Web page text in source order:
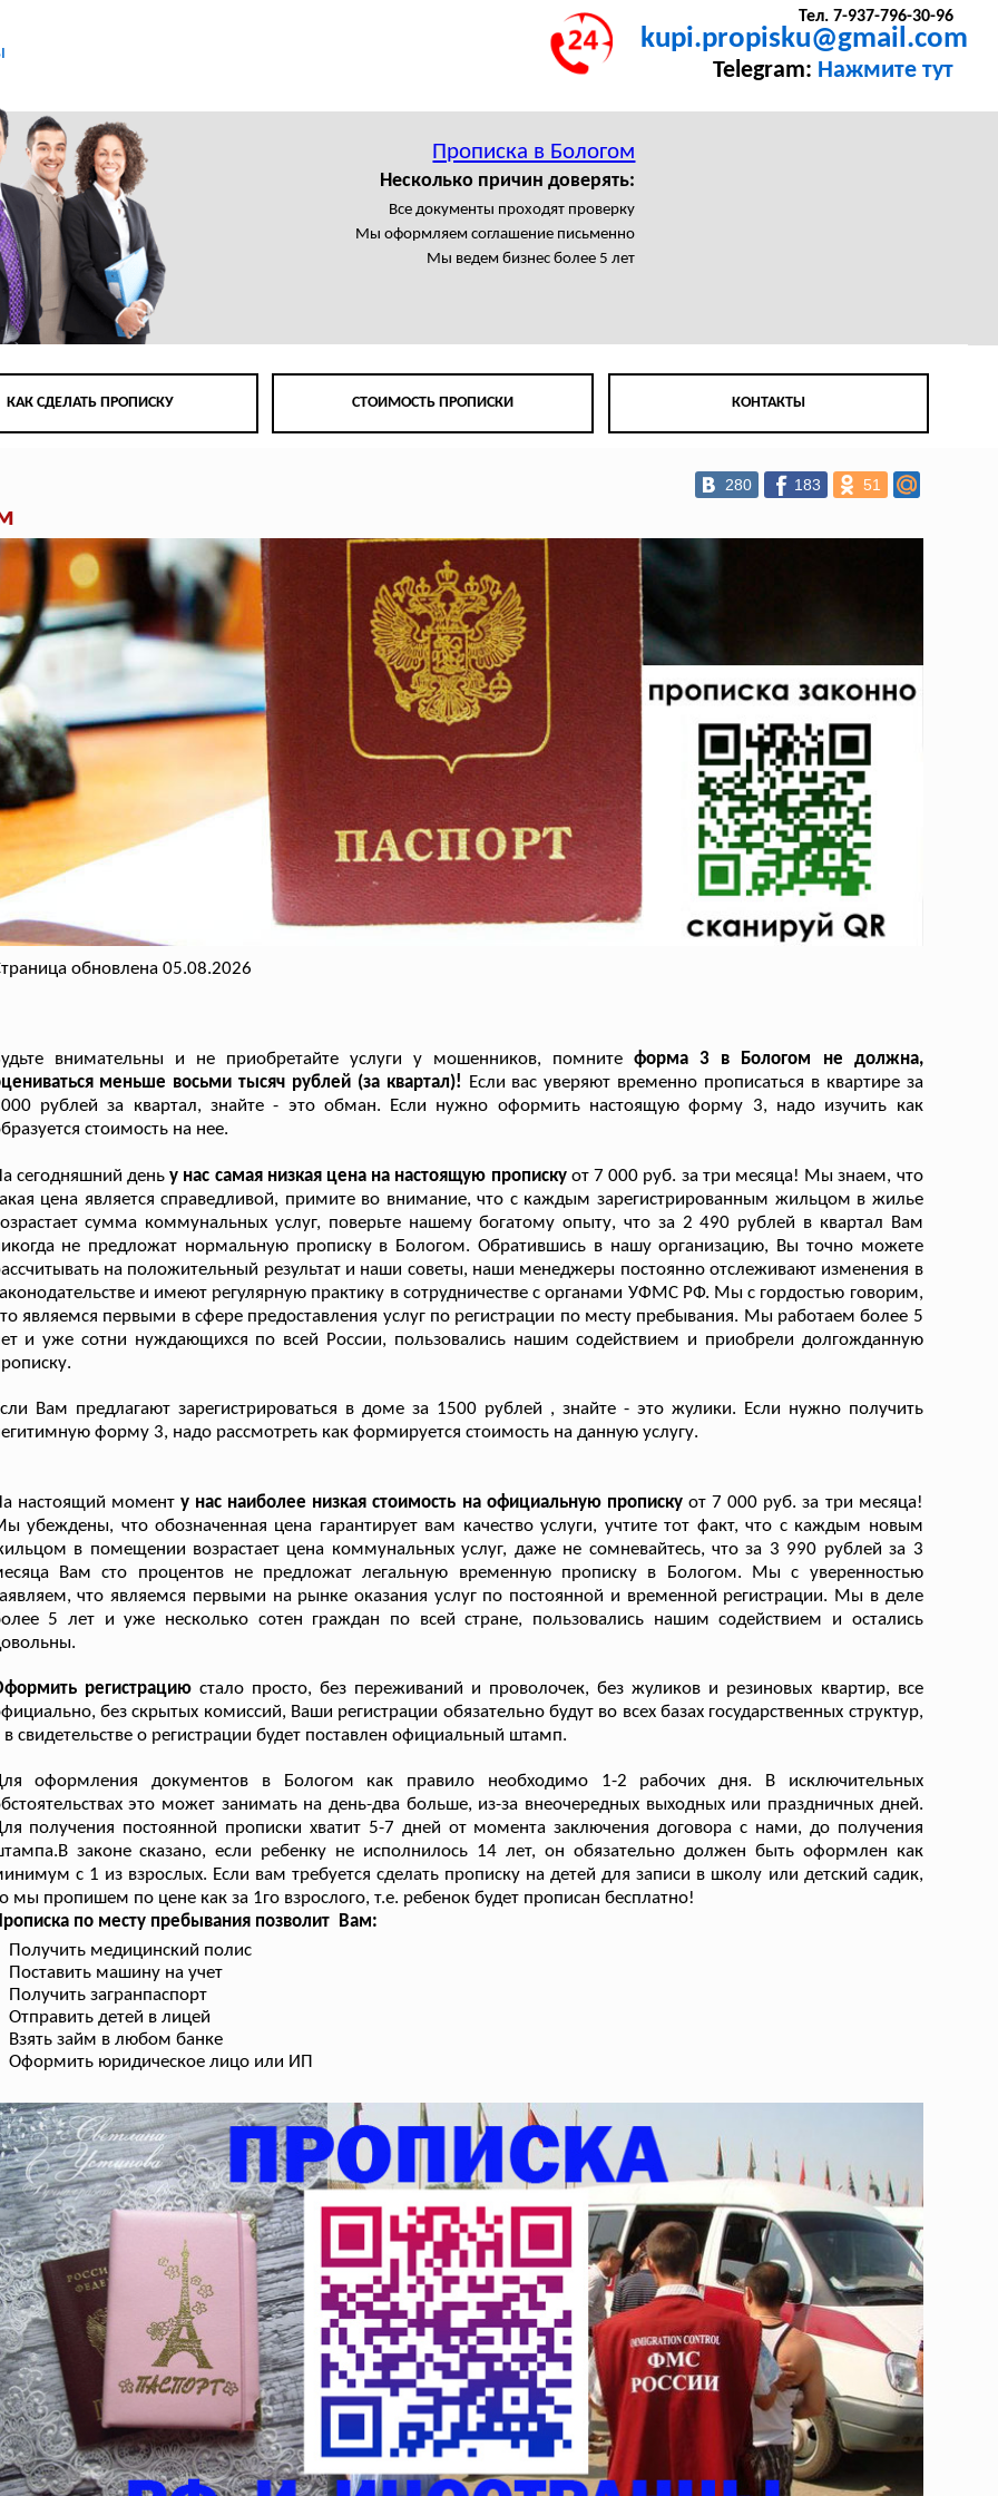
Тел. 7-937-796-30-96
kupi.propisku@gmail.com
Telegram: Нажмите тут
Прописка в Бологом
Несколько причин доверять:
Все документы проходят проверку
Мы оформляем соглашение письменно
Мы ведем бизнес более 5 лет
КАК СДЕЛАТЬ ПРОПИСКУ СТОИМОСТЬ ПРОПИСКИ КОНТАКТЫ
280 183 51
обновлена 05.08.2026
внимательны и не приобретайте услуги у мошенников, помнитеформа 3 в Бологом не должна,
меньше восьми тысяч рублей (за квартал)! Если вас уверяют временно прописаться в квартире за
рублей за квартал, знайте - это обман. Если нужно оформить настоящую форму 3, надо изучить как
стоимость на нее.
сегодняшний день у нас самая низкая цена на настоящую прописку от 7 000 руб. за три месяца! Мы знаем, что
цена является справедливой, примите во внимание, что с каждым зарегистрированным жильцом в жилье
сумма коммунальных услуг, поверьте нашему богатому опыту, что за 2 490 рублей в квартал Вам
не предложат нормальную прописку в Бологом. Обратившись в нашу организацию, Вы точно можете
на положительный результат и наши советы, наши менеджеры постоянно отслеживают изменения в
и имеют регулярную практику в сотрудничестве с органами УФМС РФ. Мы с гордостью говорим,
являемся первыми в сфере предоставления услуг по регистрации по месту пребывания. Мы работаем более 5
и уже сотни нуждающихся по всей России, пользовались нашим содействием и приобрели долгожданную
Вам предлагают зарегистрироваться в доме за 1500 рублей , знайте - это жулики. Если нужно получить
форму 3, надо рассмотреть как формируется стоимость на данную услугу.
настоящий моменту нас наиболее низкая стоимость на официальную прописку от 7 000 руб. за три месяца!
убеждены, что обозначенная цена гарантирует вам качество услуги, учтите тот факт, что с каждым новым
в помещении возрастает цена коммунальных услуг, даже не сомневайтесь, что за 3 990 рублей за 3
Вам сто процентов не предложат легальную временную прописку в Бологом. Мы с уверенностью
что являемся первыми на рынке оказания услуг по постоянной и временной регистрации. Мы в деле
5 лет и уже несколько сотен граждан по всей стране, пользовались нашим содействием и остались
регистрациюстало просто, без переживаний и проволочек, без жуликов и резиновых квартир, все
без скрытых комиссий, Ваши регистрации обязательно будут во всех базах государственных структур,
в свидетельстве о регистрации будет поставлен официальный штамп.
оформления документов в Бологом как правило необходимо 1-2 рабочих дня. В исключительных
это может занимать на день-два больше, из-за внеочередных выходных или праздничных дней.
получения постоянной прописки хватит 5-7 дней от момента заключения договора с нами, до получения
законе сказано, если ребенку не исполнилось 14 лет, он обязательно должен быть оформлен как
с 1 из взрослых. Если вам требуется сделать прописку на детей для записи в школу или детский садик,
мы пропишем по цене как за 1го взрослого, т.е. ребенок будет прописан бесплатно!
по месту пребывания позволит Вам:
Получить медицинский полис
Поставить машину на учет
Получить загранпаспорт
Отправить детей в лицей
Взять займ в любом банке
Оформить юридическое лицо или ИП